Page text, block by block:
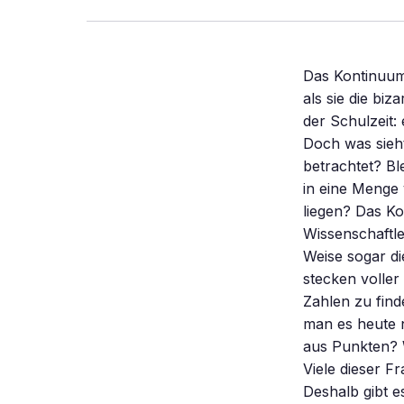
Das Kontinuum der Zahlengeraden brachte einige Mathematiker fast um den Verstand, als sie die bizarre Welt des Unendlichen erkundeten. Die Zahlengerade kennt jeder aus der Schulzeit: eine Linie, auf der sich im Prinzip alle Dezimalzahlen eintragen lassen. Doch was sieht man, wenn man diese Linie unter dem gedanklichen Mikroskop betrachtet? Bleibt sie ein lückenloses „Kontinuum” einer geraden Linie – oder zerfällt sie in eine Menge von Zahlen, markiert durch Punkte, die dicht bei dicht nebeneinander liegen? Das Kontinuum der Zahlengeraden und die Punkte darin haben manche Wissenschaftler angeblich an den Rand des Wahnsinns gebracht – und in gewisser Weise sogar die Mathematik gespalten. Denn die Fragen rund um das Kontinuum stecken voller mathematischem Sprengstoff. Sind auf der Zahlengeraden nur reelle Zahlen zu finden? Oder verstecken sich dazwischen andere? Ist 0,999999… = 1 (wie man es heute noch in der Schule lernt) oder nur fast 1? Und: Besteht die Zahlengerade aus Punkten? Wenn ja, wie viele sind das? Und was ist, wenn nicht? Seltsam daran ist: Viele dieser Fragen lassen sich sowohl mit „Ja” als auch mit „Nein” beantworten. Deshalb gibt es heute nicht „die” Mathematik, sondern viele Mathematiken. Doch wie konnte sich die Mathematik aufspalten, ohne dass es die Öffentlichkeit überhaupt bemerkt hat? Dass die reelle Zahlengerade eine Art Zwitternatur besitzt – sowohl Kontinuum als auch Punktmenge ist –, wird heute in der Mathematik weitgehend kommentarlos hingenommen. Doch vor etwa 150 Jahren, als die Zahlengerade erfunden wurde, sorgte es für Verunsicherung.